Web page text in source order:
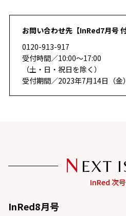
お問い合わせ先【InRed7月号
0120-913-917
受付時間／10:00～17:00
（土・日・祝日を除く）
受付期間／2023年7月14日（金
N EXT
InRed8月号